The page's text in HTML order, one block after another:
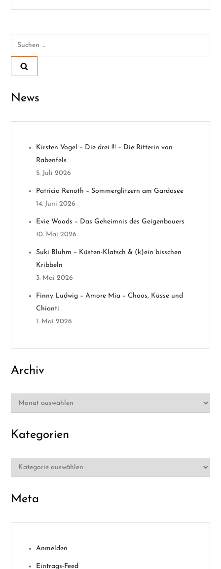
r
a
g
g
Suchen
News
Kirsten Vogel – Die drei !!! – Die Ritterin von
Rabenfels
5. Juli 2026
Patricia Renoth – Sommerglitzern am Gardasee
14. Juni 2026
Evie Woods – Das Geheimnis des Geigenbauers
10. Mai 2026
Suki Bluhm – Küsten-Klatsch & (k)ein bisschen
Kribbeln
3. Mai 2026
Finny Ludwig – Amore Mia – Chaos, Küsse und
Chianti
1. Mai 2026
Archiv
Archiv
Kategorien
Kategorien
Meta
Anmelden
Eintrags-Feed